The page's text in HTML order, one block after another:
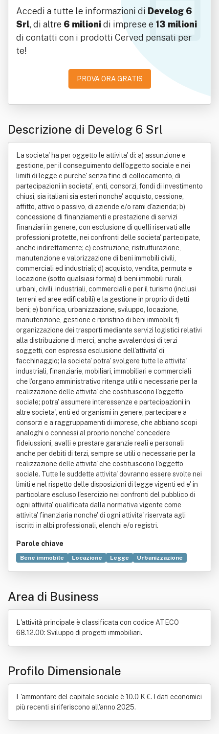
Accedi a tutte le informazioni di Develog 6
Srl, di altre 6 milionidi imprese e 13 milioni
di contatti con i prodotti Cerved pensati per
te!
PROVA ORA GRATIS
Descrizione di Develog 6 Srl
La societa' ha per oggetto le attivita' di: a) assunzione e
gestione, per il conseguimento dell'oggetto sociale e nei
limiti di legge e purche' senza fine di collocamento, di
partecipazioni in societa', enti, consorzi, fondi di investimento
chiusi, sia italiani sia esteri nonche' acquisto, cessione,
affitto, attivo o passivo, di aziende e/o rami d'azienda; b)
concessione di finanziamenti e prestazione di servizi
finanziari in genere, con esclusione di quelli riservati alle
professioni protette, nei confronti delle societa' partecipate,
anche indirettamente; c) costruzione, ristrutturazione,
manutenzione e valorizzazione di beni immobili civili,
commerciali ed industriali; d) acquisto, vendita, permuta e
locazione (sotto qualsiasi forma) di beni immobili rurali,
urbani, civili, industriali, commerciali e per il turismo (inclusi
terreni ed aree edificabili) e la gestione in proprio di detti
beni; e) bonifica, urbanizzazione, sviluppo, locazione,
manutenzione, gestione e ripristino di beni immobili; f)
organizzazione dei trasporti mediante servizi logistici relativi
alla distribuzione di merci, anche avvalendosi di terzi
soggetti, con espressa esclusione dell'attivita' di
facchinaggio; la societa' potra' svolgere tutte le attivita'
industriali, finanziarie, mobiliari, immobiliari e commerciali
che l'organo amministrativo ritenga utili o necessarie per la
realizzazione delle attivita' che costituiscono l'oggetto
sociale; potra' assumere interessenze e partecipazioni in
altre societa', enti ed organismi in genere, partecipare a
consorzi e a raggruppamenti di imprese, che abbiano scopi
analoghi o connessi al proprio nonche' concedere
fideiussioni, avalli e prestare garanzie reali e personali
anche per debiti di terzi, sempre se utili o necessarie per la
realizzazione delle attivita' che costituiscono l'oggetto
sociale. Tutte le suddette attivita' dovranno essere svolte nei
limiti e nel rispetto delle disposizioni di legge vigenti ed e' in
particolare escluso l'esercizio nei confronti del pubblico di
ogni attivita' qualificata dalla normativa vigente come
attivita' finanziaria nonche' di ogni attivita' riservata agli
iscritti in albi professionali, elenchi e/o registri.
Parole chiave
Bene immobile Locazione Legge
Urbanizzazione
Area di Business
L'attività principale è classificata con codice ATECO
68.12.00: Sviluppo di progetti immobiliari.
Profilo Dimensionale
L'ammontare del capitale sociale è 10.0 K €. I dati economici
più recenti si riferiscono all'anno 2025.